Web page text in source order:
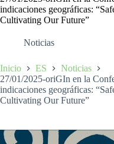
indicaciones geográficas:
Cultivating Our Future”
Noticias
Inicio ES
Noticias
27/01/2025-oriGIn en la
indicaciones geográficas:
Cultivating Our Future”